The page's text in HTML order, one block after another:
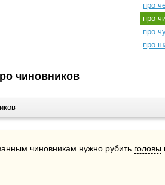
про
про
про
про
чиновников
чиновникам нужно рубить головы